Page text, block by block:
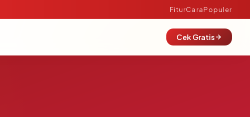
FiturCaraPopuler
Cek Gratis